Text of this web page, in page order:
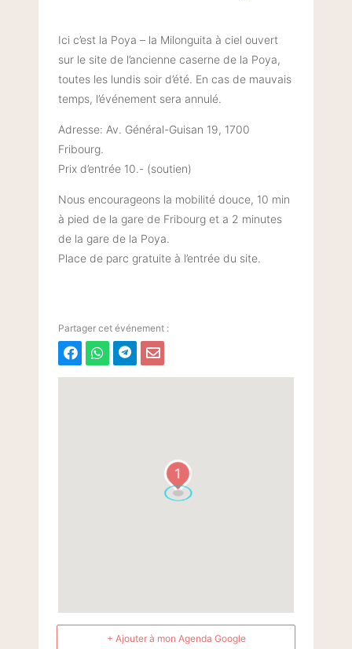
Ici c’est la Poya – la Milonguita à ciel ouvert
sur le site de l’ancienne caserne de la Poya,
toutes les lundis soir d’été. En cas de mauvais
temps, l’événement sera annulé.
Adresse: Av. Général-Guisan 19, 1700
Fribourg.
Prix d’entrée 10.- (soutien)
Nous encourageons la mobilité douce, 10 min
à pied de la gare de Fribourg et a 2 minutes
de la gare de la Poya.
Place de parc gratuite à l’entrée du site.
1
+ Ajouter à mon Agenda Google